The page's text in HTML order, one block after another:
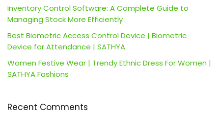
Inventory Control Software: A Complete Guide to
Managing Stock More Efficiently
Best Biometric Access Control Device | Biometric
Device for Attendance | SATHYA
Women Festive Wear | Trendy Ethnic Dress For Women |
SATHYA Fashions
Recent Comments